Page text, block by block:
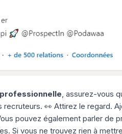
, assurez-vous
👀 Attirez le regard.
pouvez également parler de
Si vous ne trouvez rien à